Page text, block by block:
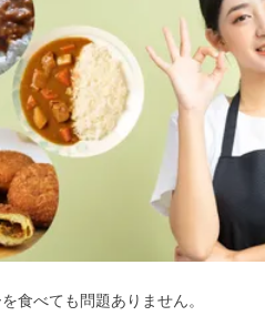
食べても問題ありません。